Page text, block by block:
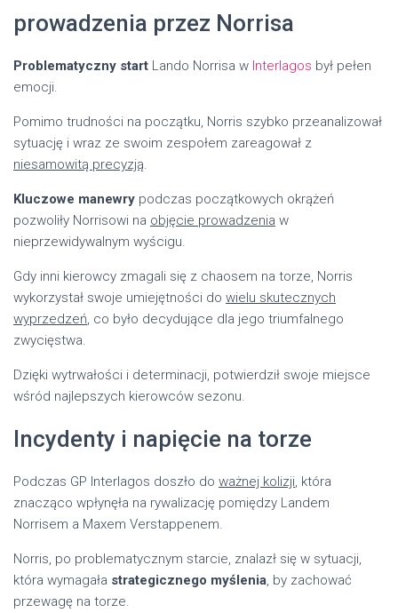
prowadzenia przez Norrisa
Problematyczny start Lando Norrisa w Interlagos był pełen
emocji.
Pomimo trudności na początku, Norris szybko przeanalizował
sytuację i wraz ze swoim zespołem zareagował z
niesamowitą precyzją.
Kluczowe manewry podczas początkowych okrążeń
pozwoliły Norrisowi na objęcie prowadzenia w
nieprzewidywalnym wyścigu.
Gdy inni kierowcy zmagali się z chaosem na torze, Norris
wykorzystał swoje umiejętności do wielu skutecznych
wyprzedzeń, co było decydujące dla jego triumfalnego
zwycięstwa.
Dzięki wytrwałości i determinacji, potwierdził swoje miejsce
wśród najlepszych kierowców sezonu.
Incydenty i napięcie na torze
Podczas GP Interlagos doszło do ważnej kolizji, która
znacząco wpłynęła na rywalizację pomiędzy Landem
Norrisem a Maxem Verstappenem.
Norris, po problematycznym starcie, znalazł się w sytuacji,
która wymagała strategicznego myślenia, by zachować
przewagę na torze.